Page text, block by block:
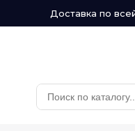
Доставка по